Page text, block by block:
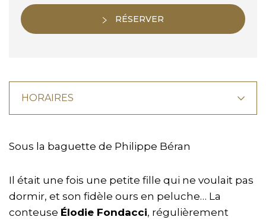
RÉSERVER
HORAIRES
Sous la baguette de Philippe Béran
Il était une fois une petite fille qui ne voulait pas
dormir, et son fidèle ours en peluche… La
conteuse Élodie Fondacci, régulièrement